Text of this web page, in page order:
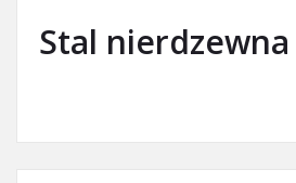
Stal nierdzewna